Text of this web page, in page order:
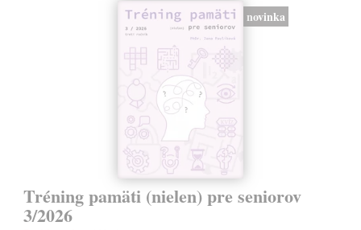
novinka
Tréning pamäti (nielen) pre seniorov
3/2026